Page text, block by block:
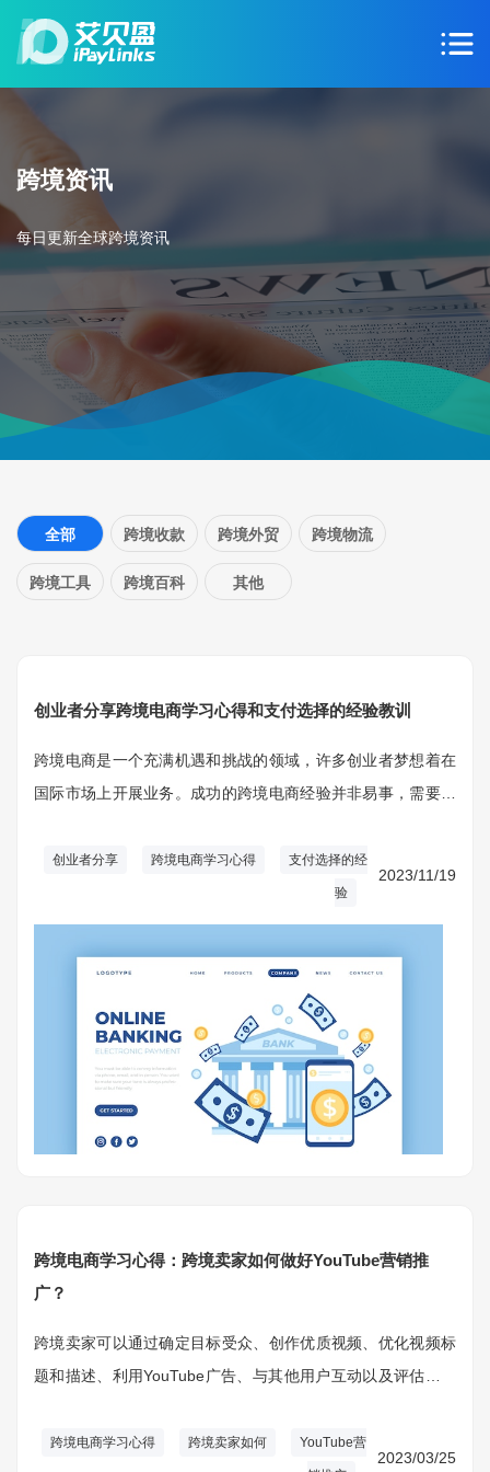
跨境资讯
每日更新全球跨境资讯
全部 跨境收款 跨境外贸 跨境物流
跨境工具 跨境百科 其他
创业者分享跨境电商学习心得和支付选择的经验教训
跨境电商是一个充满机遇和挑战的领域，许多创业者梦想着在
国际市场上开展业务。成功的跨境电商经验并非易事，需要不
创业者分享 跨境电商学习心得 支付选择的经
验
2023/11/19
跨境电商学习心得：跨境卖家如何做好YouTube营销推
广？
跨境卖家可以通过确定目标受众、创作优质视频、优化视频标
题和描述、利用YouTube广告、与其他用户互动以及评估和优
光率和销售量，并实现更好的投资回报率。
跨境电商学习心得 跨境卖家如何 YouTube营
2023/03/25